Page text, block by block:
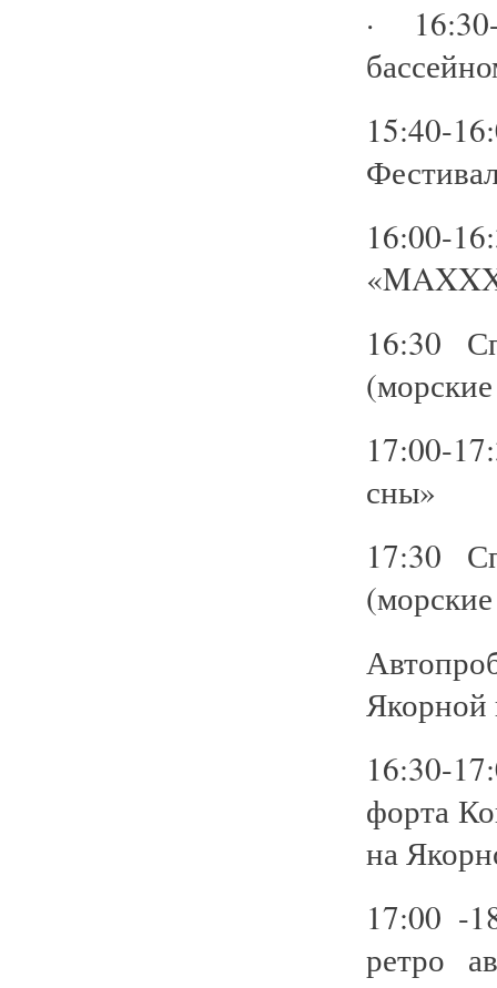
·
15:40-
16:00-
16:30
17:00-
сны»
17:30
Якорной
16:30-
форта
на
17:00 -
ретро